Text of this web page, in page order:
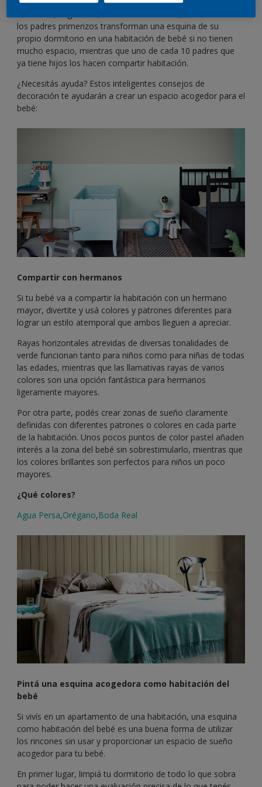
los padres primerizos transforman una esquina de su
propio dormitorio en una habitación de bebé si no tienen
mucho espacio, mientras que uno de cada 10 padres que
ya tiene hijos los hacen compartir habitación.
¿Necesitás ayuda? Estos inteligentes consejos de
decoración te ayudarán a crear un espacio acogedor para el
bebé:
Compartir con hermanos
Si tu bebé va a compartir la habitación con un hermano
mayor, divertite y usá colores y patrones diferentes para
lograr un estilo atemporal que ambos lleguen a apreciar.
Rayas horizontales atrevidas de diversas tonalidades de
verde funcionan tanto para niños como para niñas de todas
las edades, mientras que las llamativas rayas de varios
colores son una opción fantástica para hermanos
ligeramente mayores.
Por otra parte, podés crear zonas de sueño claramente
definidas con diferentes patrones o colores en cada parte
de la habitación. Unos pocos puntos de color pastel añaden
interés a la zona del bebé sin sobrestimularlo, mientras que
los colores brillantes son perfectos para niños un poco
mayores.
¿Qué colores?
Agua Persa,Orégano,Boda Real
Pintá una esquina acogedora como habitación del
bebé
Si vivís en un apartamento de una habitación, una esquina
como habitación del bebé es una buena forma de utilizar
los rincones sin usar y proporcionar un espacio de sueño
acogedor para tu bebé.
En primer lugar, limpiá tu dormitorio de todo lo que sobra